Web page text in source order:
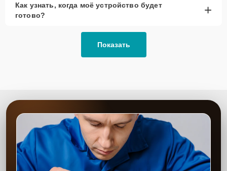
Как узнать, когда моё устройство будет
готово?
+
Показать